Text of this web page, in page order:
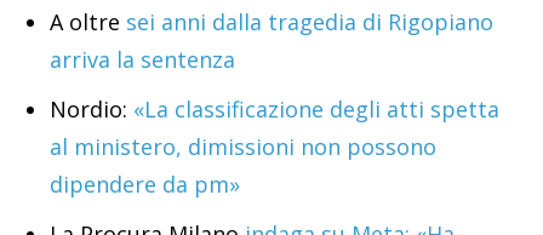
A oltre sei anni dalla tragedia di Rigopiano
arriva la sentenza
Nordio: «La classificazione degli atti spetta
al ministero, dimissioni non possono
dipendere da pm»